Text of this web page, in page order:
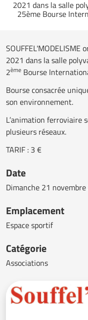
2021 dans la salle
25ème Bourse
2021 dans la salle
2ème Bourse
Bourse consacrée
son environnement.
L’animation ferroviaire
plusieurs réseaux.
TARIF : 3 €
Date
Dimanche 21
Emplacement
Espace sportif
Catégorie
Associations